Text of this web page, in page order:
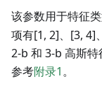
该参数用于特征
项有[1, 2]、[3, 4]
2-b 和 3-b 高斯
参考附录1。